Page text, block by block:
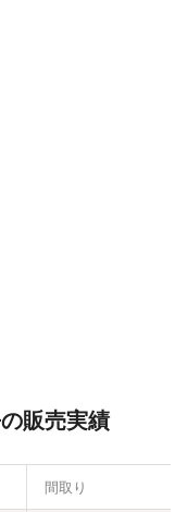
販売実績
間取り